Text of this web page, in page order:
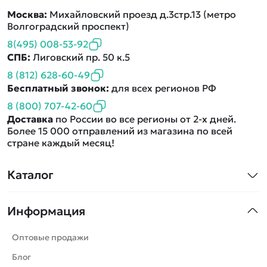
Каталог
Машинки
Танки
Вертолеты
Информация
Оптовые продажи
Блог
Москва: Михайловский проезд д.3стр.13 (метро
Волгоградский проспект)
8(495) 008-53-92
СПБ: Лиговский пр. 50 к.5
8 (812) 628-60-49
Бесплатный звонок: для всех регионов РФ
8 (800) 707-42-60
Доставка по России во все регионы от 2-х дней.
Более 15 000 отправлений из магазина по всей
стране каждый месяц!